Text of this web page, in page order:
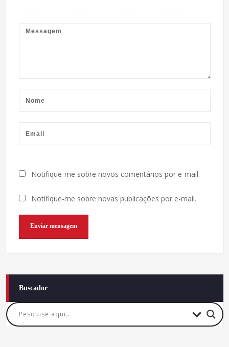
Notifique-me sobre novos comentários por e-mail.
Notifique-me sobre novas publicações por e-mail.
Buscador